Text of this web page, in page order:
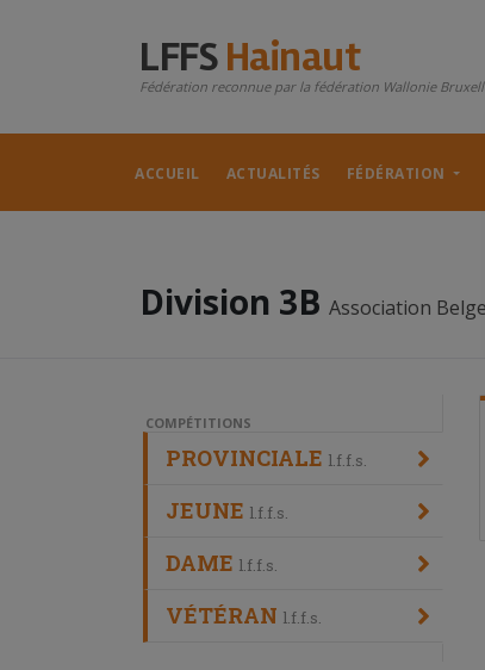
LFFSHainaut
Fédération reconnue par la fédération Wallonie
ACCUEIL ACTUALITÉS FÉDÉRATION
Division 3B Association
COMPÉTITIONS
PROVINCIALE l.f.f.s.
JEUNE l.f.f.s.
DAME l.f.f.s.
VÉTÉRAN l.f.f.s.